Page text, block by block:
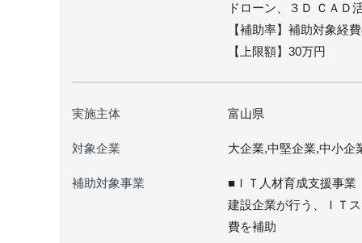
ドローン、３Ｄ ＣＡＤ
【補助率】補助対象経
【上限額】30万円
実施主体 富山県
対象企業 大企業,中堅企業,中小企
補助対象事業
■ＩＴ人材育成支援事業
建設企業が行う、ＩＴ
費を補助